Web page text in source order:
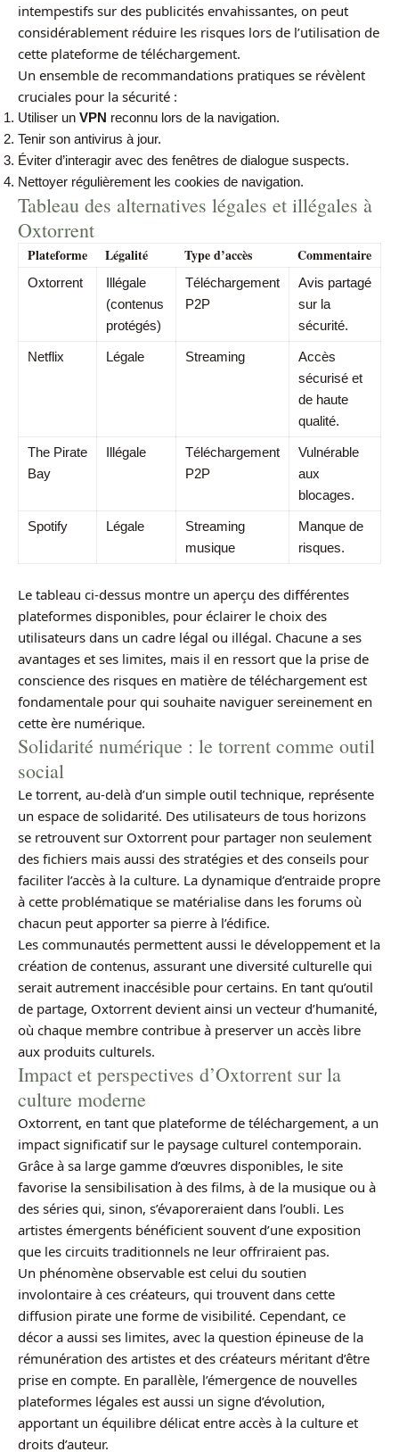
intempestifs sur des publicités envahissantes, on peut
considérablement réduire les risques lors de l’utilisation de
cette plateforme de téléchargement.
Un ensemble de recommandations pratiques se révèlent
cruciales pour la sécurité :
Utiliser un VPN reconnu lors de la navigation.
Tenir son antivirus à jour.
Éviter d’interagir avec des fenêtres de dialogue suspects.
Nettoyer régulièrement les cookies de navigation.
Tableau des alternatives légales et illégales à
Oxtorrent
Plateforme Légalité Type d’accès Commentaire
Oxtorrent
Illégale
(contenus
protégés)
Téléchargement
P2P
Avis partagé
sur la
sécurité.
Netflix Légale Streaming
Accès
sécurisé et
de haute
qualité.
The Pirate
Bay
Illégale
Téléchargement
P2P
Vulnérable
aux
blocages.
Spotify Légale
Streaming
musique
Manque de
risques.
Le tableau ci-dessus montre un aperçu des différentes
plateformes disponibles, pour éclairer le choix des
utilisateurs dans un cadre légal ou illégal. Chacune a ses
avantages et ses limites, mais il en ressort que la prise de
conscience des risques en matière de téléchargement est
fondamentale pour qui souhaite naviguer sereinement en
cette ère numérique.
Solidarité numérique : le torrent comme outil
social
Le torrent, au-delà d’un simple outil technique, représente
un espace de solidarité. Des utilisateurs de tous horizons
se retrouvent sur Oxtorrent pour partager non seulement
des fichiers mais aussi des stratégies et des conseils pour
faciliter l’accès à la culture. La dynamique d’entraide propre
à cette problématique se matérialise dans les forums où
chacun peut apporter sa pierre à l’édifice.
Les communautés permettent aussi le développement et la
création de contenus, assurant une diversité culturelle qui
serait autrement inaccésible pour certains. En tant qu’outil
de partage, Oxtorrent devient ainsi un vecteur d’humanité,
où chaque membre contribue à preserver un accès libre
aux produits culturels.
Impact et perspectives d’Oxtorrent sur la
culture moderne
Oxtorrent, en tant que plateforme de téléchargement, a un
impact significatif sur le paysage culturel contemporain.
Grâce à sa large gamme d’œuvres disponibles, le site
favorise la sensibilisation à des films, à de la musique ou à
des séries qui, sinon, s’évaporeraient dans l’oubli. Les
artistes émergents bénéficient souvent d’une exposition
que les circuits traditionnels ne leur offriraient pas.
Un phénomène observable est celui du soutien
involontaire à ces créateurs, qui trouvent dans cette
diffusion pirate une forme de visibilité. Cependant, ce
décor a aussi ses limites, avec la question épineuse de la
rémunération des artistes et des créateurs méritant d’être
prise en compte. En parallèle, l’émergence de nouvelles
plateformes légales est aussi un signe d’évolution,
apportant un équilibre délicat entre accès à la culture et
droits d’auteur.